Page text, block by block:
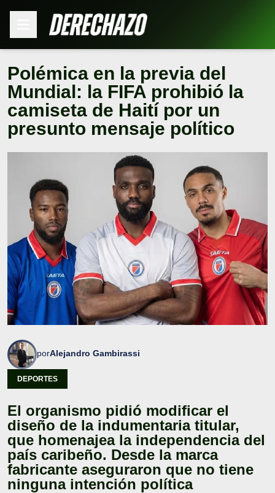
Polémica en la previa del
Mundial: la FIFA prohibió la
camiseta de Haití por un
presunto mensaje político
porAlejandro Gambirassi
DEPORTES
El organismo pidió modificar el
diseño de la indumentaria titular,
que homenajea la independencia del
país caribeño. Desde la marca
fabricante aseguraron que no tiene
ninguna intención política